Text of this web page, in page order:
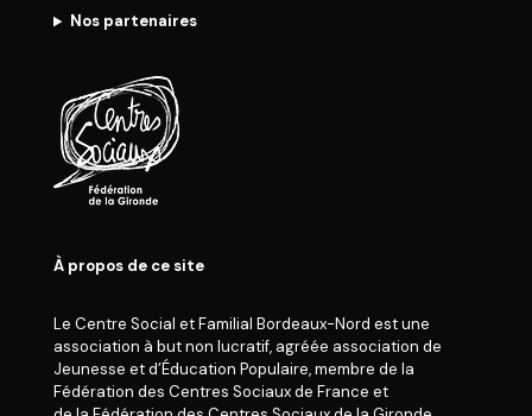
Nos partenaires
À propos de ce site
Le Centre Social et Familial Bordeaux-Nord est une
association à but non lucratif, agréée association de
Jeunesse et d’Éducation Populaire, membre de la
Fédération des Centres Sociaux de France et